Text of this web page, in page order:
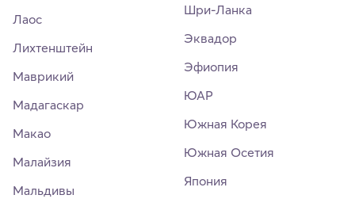
Лаос
Лихтенштейн
Маврикий
Мадагаскар
Макао
Малайзия
Мальдивы
Шри-Ланка
Эквадор
Эфиопия
ЮАР
Южная Корея
Южная Осетия
Япония